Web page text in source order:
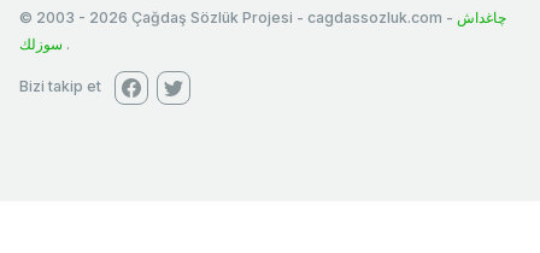
© 2003 - 2026 Çağdaş Sözlük Projesi - cagdassozluk.com - چاغداش
سوزلك .
Bizi takip et